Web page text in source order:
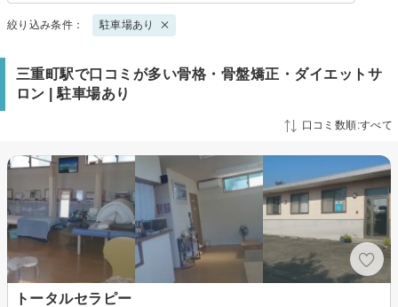
絞り込み条件： 駐車場あり
三重町駅で口コミが多い骨格・骨盤矯正・ダイエットサ
ロン | 駐車場あり
口コミ数順:すべて
トータルセラピー